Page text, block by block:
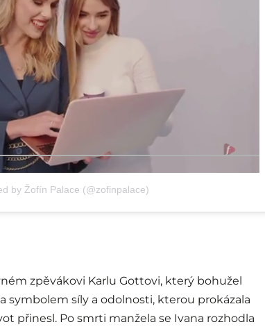
by Žofín Palace (@zofinpalace)
zpěvákovi Karlu Gottovi, který bohužel
symbolem síly a odolnosti, kterou prokázala
přinesl. Po smrti manžela se Ivana rozhodla